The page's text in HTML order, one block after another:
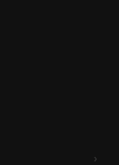
›